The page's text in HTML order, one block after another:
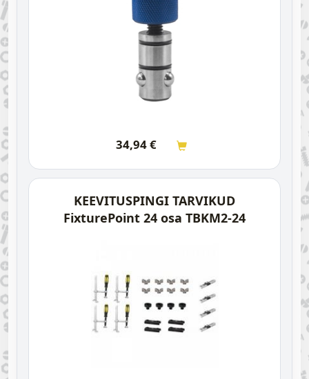
34,94€
KEEVITUSPINGI TARVIKUD
FixturePoint 24 osa TBKM2-24